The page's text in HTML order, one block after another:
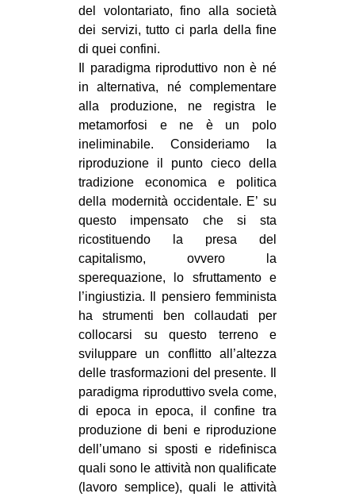
del volontariato, fino alla società
dei servizi, tutto ci parla della fine
di quei confini.
Il paradigma riproduttivo non è né
in alternativa, né complementare
alla produzione, ne registra le
metamorfosi e ne è un polo
ineliminabile. Consideriamo la
riproduzione il punto cieco della
tradizione economica e politica
della modernità occidentale. E’ su
questo impensato che si sta
ricostituendo la presa del
capitalismo, ovvero la
sperequazione, lo sfruttamento e
l’ingiustizia. Il pensiero femminista
ha strumenti ben collaudati per
collocarsi su questo terreno e
sviluppare un conflitto all’altezza
delle trasformazioni del presente. Il
paradigma riproduttivo svela come,
di epoca in epoca, il confine tra
produzione di beni e riproduzione
dell’umano si sposti e ridefinisca
quali sono le attività non qualificate
(lavoro semplice), quali le attività